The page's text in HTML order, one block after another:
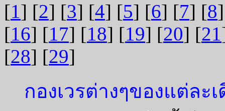
[1] [2] [3] [4] [5] [6] [7] [8
[16] [17] [18] [19] [20] [21
[28] [29]
กองเวรต่างๆของแต่ละ